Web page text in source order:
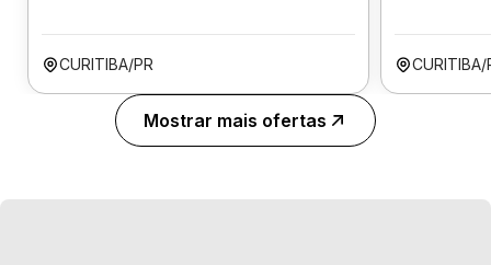
CURITIBA/PR CURITIBA/
Mostrar mais ofertas